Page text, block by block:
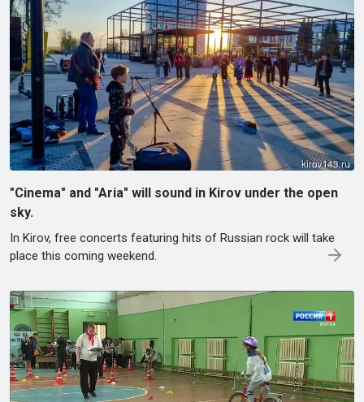
"Cinema" and "Aria" will sound in Kirov under the open
sky.
In Kirov, free concerts featuring hits of Russian rock will take
place this coming weekend.